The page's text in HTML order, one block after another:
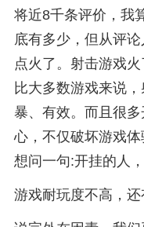
将近8千条评价，我
底有多少，但从评
点火了。射击游戏
比大多数游戏来说
暴、有效。而且很
心，不仅破坏游戏
想问一句:开挂的人
游戏耐玩度不高，